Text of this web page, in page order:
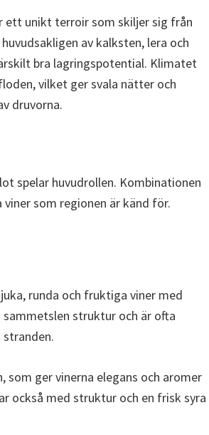
ett unikt terroir som skiljer sig från
av kalksten, lera och
bra lagringspotential. Klimatet
vilket ger svala nätter och
druvorna.
spelar huvudrollen. Kombinationen
som regionen är känd för.
runda och fruktiga viner med
sammetslen struktur och är ofta
som ger vinerna elegans och aromer
också med struktur och en frisk syra